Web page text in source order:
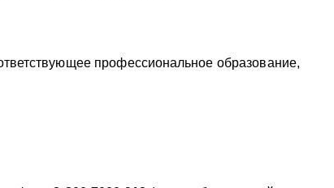
профессиональное образование,